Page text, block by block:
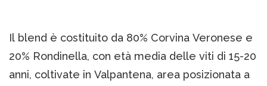
Il blend è costituito da 80% Corvina Veronese e
20% Rondinella, con età media delle viti di 15-20
anni, coltivate in Valpantena, area posizionata a